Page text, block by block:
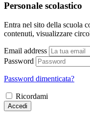
Personale scolastico
Entra nel sito della scuola
contenuti, visualizzare
Email address
Password
Password dimenticata?
Ricordami
Accedi